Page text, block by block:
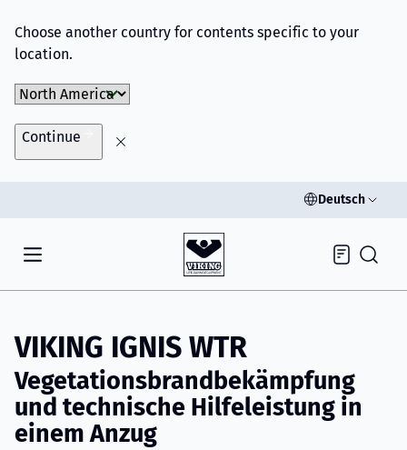
Choose another country for contents specific to your
location.
Choose Market
Continue
Deutsch
Inquiry
VIKING IGNIS WTR
Vegetationsbrandbekämpfung
und technische Hilfeleistung in
einem Anzug